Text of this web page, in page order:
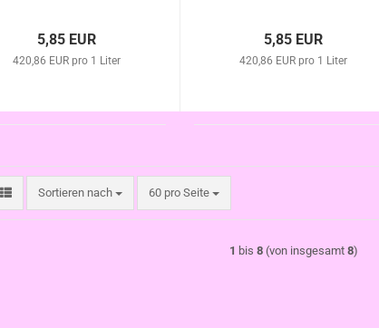
5,85 EUR
420,86 EUR pro 1 Liter
5,85 EUR
420,86 EUR pro 1 Liter
Sortieren nach
Sortieren nach 60 pro Seite
pro Seite
1 bis 8 (von insgesamt 8)